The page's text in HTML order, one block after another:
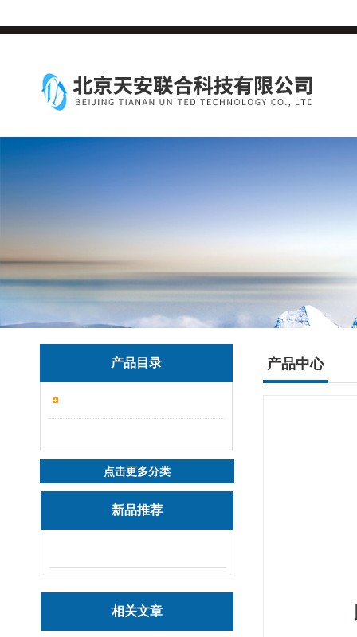
产品目录
点击更多分类
新品推荐
相关文章
产品中心